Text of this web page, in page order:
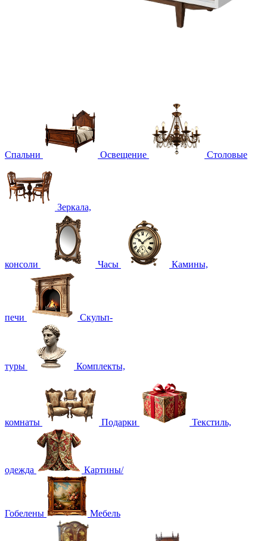
Спальни Освещение Столовые
Зеркала,
консоли Часы Камины,
печи Скульп-
туры Комплекты,
комнаты Подарки Текстиль,
одежда Картины/
Гобелены Мебель